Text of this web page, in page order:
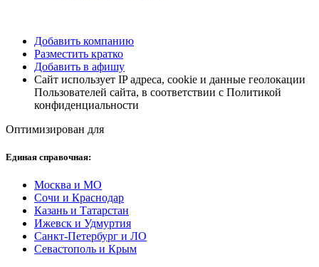
Добавить компанию
Разместить кратко
Добавить в афишу
Сайт использует IP адреса, cookie и данные геолокации
Пользователей сайта, в соответствии с Политикой
конфиденциальности
Оптимизирован для
Единая справочная:
Москва и МО
Сочи и Краснодар
Казань и Татарстан
Ижевск и Удмуртия
Санкт-Петербург и ЛО
Севастополь и Крым